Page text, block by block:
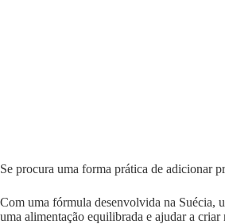
Se procura uma forma prática de adicionar
Com uma fórmula desenvolvida na Suécia,
uma alimentação equilibrada e ajudar a criar